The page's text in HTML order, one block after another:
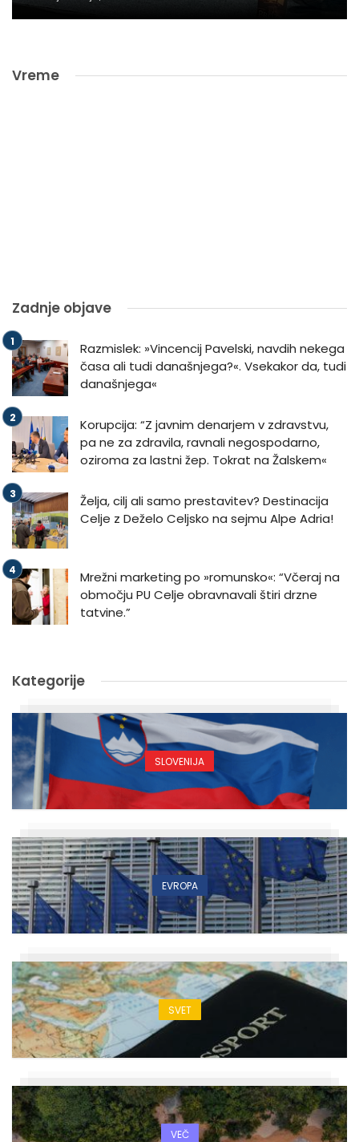
Vreme
Zadnje objave
Razmislek: »Vincencij Pavelski, navdih nekega
časa ali tudi današnjega?«. Vsekakor da, tudi
današnjega«
Korupcija: “Z javnim denarjem v zdravstvu,
pa ne za zdravila, ravnali negospodarno,
oziroma za lastni žep. Tokrat na Žalskem«
Želja, cilj ali samo prestavitev? Destinacija
Celje z Deželo Celjsko na sejmu Alpe Adria!
Mrežni marketing po »romunsko«: “Včeraj na
območju PU Celje obravnavali štiri drzne
tatvine.”
Kategorije
SLOVENIJA
EVROPA
SVET
VEČ